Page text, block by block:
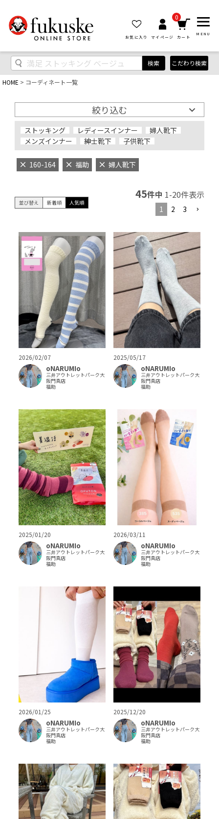
お気に入り マイページ
0
カート
MENU
検索 こだわり検索
HOME コーディネート一覧
絞り込む
ストッキング レディースインナー
婦人靴下
メンズインナー
紳士靴下 子供靴下
160-164 福助 婦人靴下
並び替え 新着順 人気順
45件中 1-20件表示
1 2 3
2026/02/07
oNARUMIo
三井アウトレットパーク大
阪門真店
福助
2025/05/17
oNARUMIo
三井アウトレットパーク大
阪門真店
福助
2025/01/20
oNARUMIo
三井アウトレットパーク大
阪門真店
福助
2026/03/11
oNARUMIo
三井アウトレットパーク大
阪門真店
福助
2026/01/25
oNARUMIo
三井アウトレットパーク大
阪門真店
福助
2025/12/20
oNARUMIo
三井アウトレットパーク大
阪門真店
福助